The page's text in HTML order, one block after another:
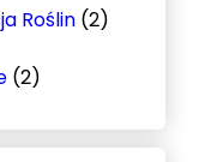
Roślin(2)
(2)